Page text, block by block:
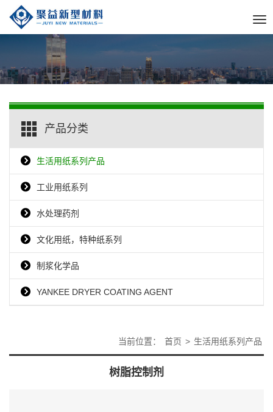
产品分类
生活用纸系列产品
工业用纸系列
水处理药剂
文化用纸，特种纸系列
制浆化学品
YANKEE DRYER COATING AGENT
当前位置： 首页 > 生活用纸系列产品
树脂控制剂